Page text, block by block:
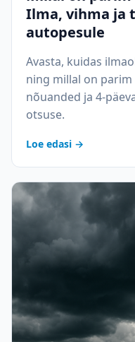
Ilma, vihma ja
autopesule
Avasta, kuidas
ning millal on
nõuanded ja 4-
otsuse.
Loe edasi →